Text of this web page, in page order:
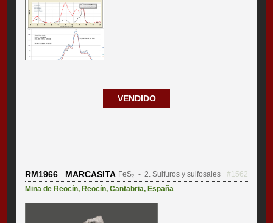
VENDIDO
RM1966 MARCASITA FeS₂ - 2. Sulfuros y sulfosales
#1562
Mina de Reocín, Reocín,Cantabria, España